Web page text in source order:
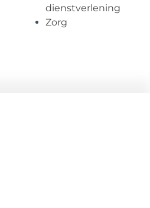
dienstverlening
Zorg